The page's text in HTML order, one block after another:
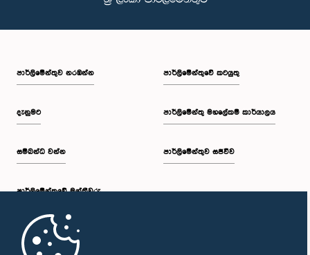
පාර්ලි‌මේන්තුව නරඹන්න
දැනුමට
සම්බන්ධ වන්න
පාර්ලි‌මේන්තුවේ මන්ත්‍රීවරු
මුල් පිටුව
පාර්ලිමේන්තුවේ කටයුතු
පාර්ලිමේන්තු මහලේකම් කාර්යාලය
පාර්ලිමේන්තුව සජීවීව